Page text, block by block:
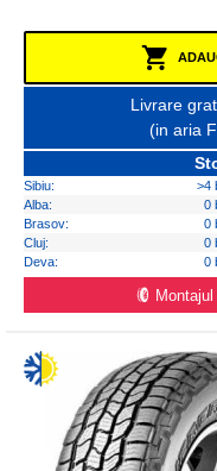
Livrare
(in aria
Sibiu: >4
Alba:
0
Brasov:
0
Cluj:
0
Deva:
0
Montajul